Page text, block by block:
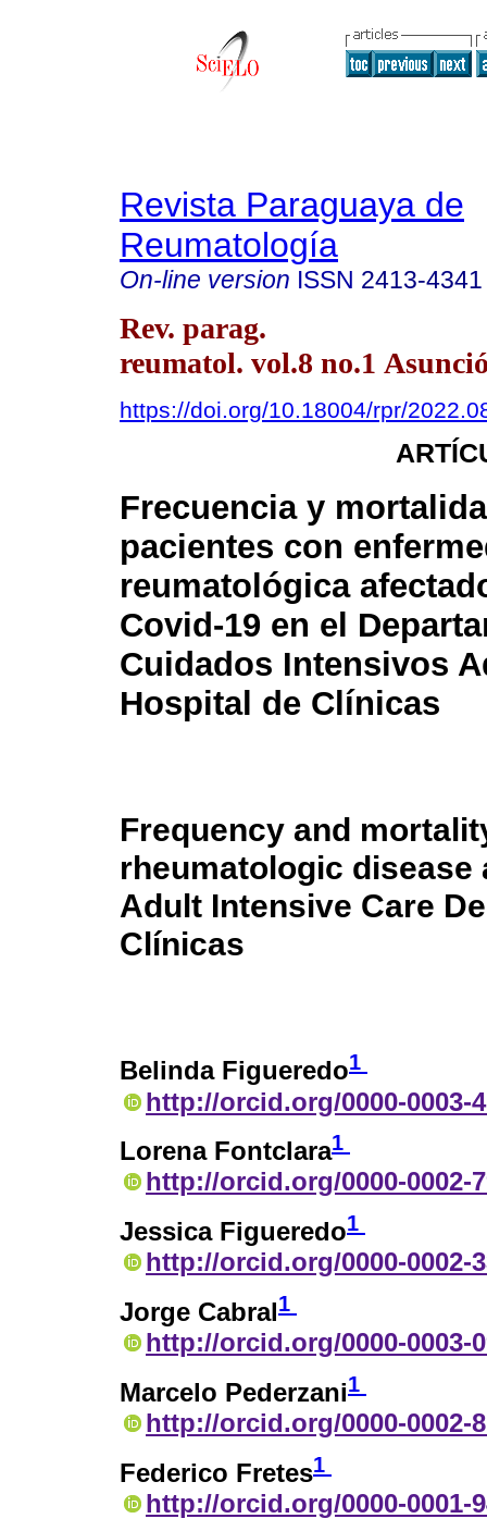
Revista Paraguaya de
Reumatología
On-line version ISSN 2413-4341
Rev. parag.
reumatol. vol.8 no.1
https://doi.org/10.18004/rpr/
Frecuencia y
pacientes con
reumatológica
Covid-19 en el
Cuidados Intensivos
Hospital de Clínicas
Frequency and
rheumatologic disease
Adult Intensive Care
Clínicas
Belinda Figueredo1
http://orcid.org/0000-0003-
Lorena Fontclara1
http://orcid.org/0000-0002-
Jessica Figueredo1
http://orcid.org/0000-0002-
Jorge Cabral1
http://orcid.org/0000-0003-
Marcelo Pederzani1
http://orcid.org/0000-0002-
Federico Fretes1
http://orcid.org/0000-0001-